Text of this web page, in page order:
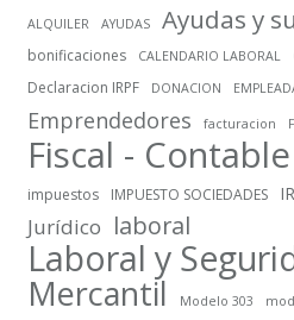
ALQUILER AYUDAS Ayudas y
bonificaciones CALENDARIO LABORAL
Declaracion IRPF DONACION
Emprendedores facturacion
Fiscal - Contable
impuestos
IMPUESTO SOCIEDADES
Jurídico laboral
Laboral y
Mercantil Modelo 303